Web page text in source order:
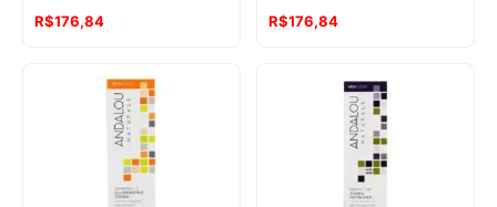
R$176,84
R$176,84